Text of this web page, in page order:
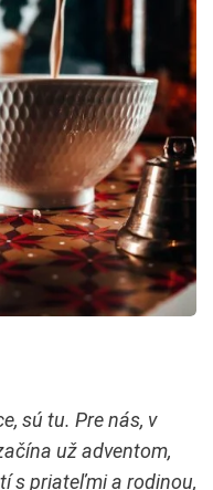
sú tu. Pre nás, v
už adventom,
s priateľmi a rodinou,